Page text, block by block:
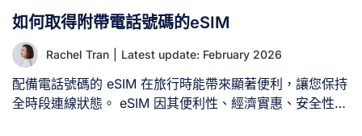
如何取得附帶電話號碼的eSIM
Rachel Tran Latest update: February 2026
配備電話號碼的 eSIM 在旅行時能帶來顯著便利，讓您保持
全時段連線狀態。 eSIM 因其便利性、經濟實惠、安全性及